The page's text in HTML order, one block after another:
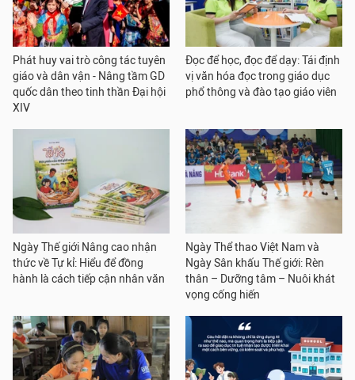
Phát huy vai trò công tác tuyên
giáo và dân vận - Nâng tầm GD
quốc dân theo tinh thần Đại hội
XIV
Đọc để học, đọc để dạy: Tái định
vị văn hóa đọc trong giáo dục
phổ thông và đào tạo giáo viên
Ngày Thế giới Nâng cao nhận
thức về Tự kỉ: Hiểu để đồng
hành là cách tiếp cận nhân văn
Ngày Thể thao Việt Nam và
Ngày Sân khấu Thế giới: Rèn
thân – Dưỡng tâm – Nuôi khát
vọng cống hiến